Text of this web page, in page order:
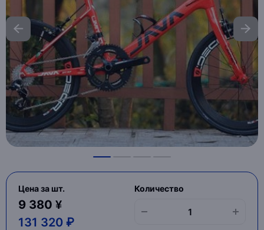
Цена за шт.
9 380 ¥
131 320 ₽
Количество